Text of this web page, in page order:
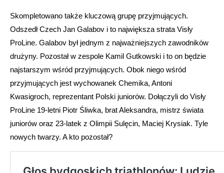
Skompletowano także kluczową grupę przyjmujących.
Odszedł Czech Jan Galabov i to największa strata Visły
ProLine. Galabov był jednym z najważniejszych zawodników
drużyny. Pozostał w zespole Kamil Gutkowski i to on będzie
najstarszym wśród przyjmujących. Obok niego wśród
przyjmujących jest wychowanek Chemika, Antoni
Kwasigroch, reprezentant Polski juniorów. Dołączyli do Visły
ProLine 19-letni Piotr Śliwka, brat Aleksandra, mistrz świata
juniorów oraz 23-latek z Olimpii Sulęcin, Maciej Krysiak. Tyle
nowych twarzy. A kto pozostał?